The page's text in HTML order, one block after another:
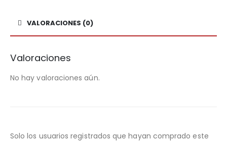
VALORACIONES (0)
Valoraciones
No hay valoraciones aún.
Solo los usuarios registrados que hayan comprado este